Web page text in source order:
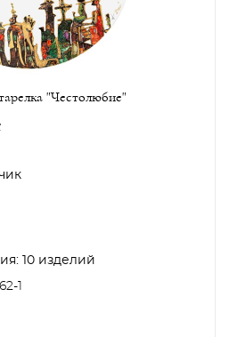
"Честолюбие"
10 изделий
1